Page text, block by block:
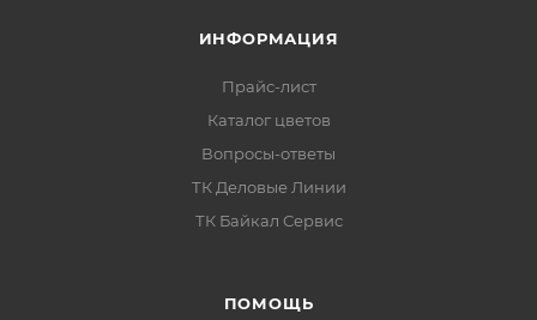
ИНФОРМАЦИЯ
Прайс-лист
Каталог цветов
Вопросы-ответы
ТК Деловые Линии
ТК Байкал Сервис
ПОМОЩЬ